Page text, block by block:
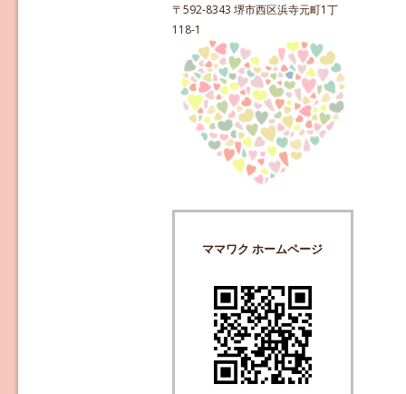
〒592-8343 堺市西区浜寺元町1丁
118-1
ママワク ホームページ